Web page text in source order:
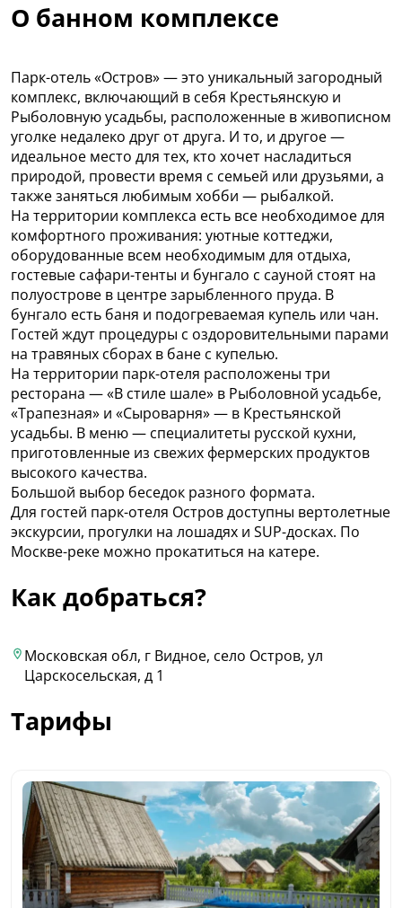
О банном комплексе
Парк-отель «Остров» — это уникальный загородный
комплекс, включающий в себя Крестьянскую и
Рыболовную усадьбы, расположенные в живописном
уголке недалеко друг от друга. И то, и другое —
идеальное место для тех, кто хочет насладиться
природой, провести время с семьей или друзьями, а
также заняться любимым хобби — рыбалкой.
На территории комплекса есть все необходимое для
комфортного проживания: уютные коттеджи,
оборудованные всем необходимым для отдыха,
гостевые сафари-тенты и бунгало с сауной стоят на
полуострове в центре зарыбленного пруда. В
бунгало есть баня и подогреваемая купель или чан.
Гостей ждут процедуры с оздоровительными парами
на травяных сборах в бане с купелью.
На территории парк-отеля расположены три
ресторана — «В стиле шале» в Рыболовной усадьбе,
«Трапезная» и «Сыроварня» — в Крестьянской
усадьбы. В меню — специалитеты русской кухни,
приготовленные из свежих фермерских продуктов
высокого качества.
Большой выбор беседок разного формата.
Для гостей парк-отеля Остров доступны вертолетные
экскурсии, прогулки на лошадях и SUP-досках. По
Москве-реке можно прокатиться на катере.
Как добраться?
Московская обл, г Видное, село Остров, ул
Царскосельская, д 1
Тарифы